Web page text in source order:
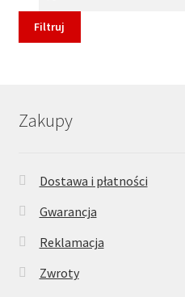
Filtruj
Zakupy
Dostawa i płatności
Gwarancja
Reklamacja
Zwroty